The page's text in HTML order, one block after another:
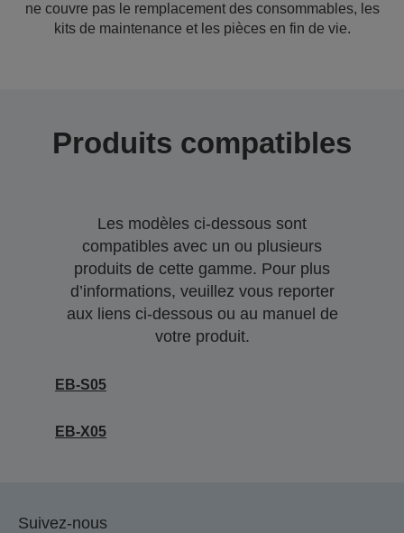
ne couvre pas le remplacement des consommables, les
kits de maintenance et les pièces en fin de vie.
Produits compatibles
Les modèles ci-dessous sont
compatibles avec un ou plusieurs
produits de cette gamme. Pour plus
d’informations, veuillez vous reporter
aux liens ci-dessous ou au manuel de
votre produit.
EB-S05
EB-X05
Suivez-nous